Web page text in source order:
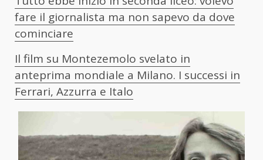
fare il giornalista ma non sapevo da dove
cominciare
Il film su Montezemolo svelato in
anteprima mondiale a Milano. I successi in
Ferrari, Azzurra e Italo